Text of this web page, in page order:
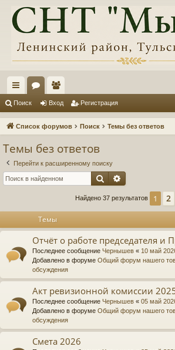
с
ы ум
ол
ьз
ел
Поиск Вход Регистрация
Список форумов Поиск Темы без ответов
Темы без ответов
Перейти к расширенному поиску
Поиск
Найдено 37 результатов 1 2
Темы
Отчёт о работе председателя и
Последнее сообщение Чернышев « 10 май
Добавлено в форуме Общий форум нашего
обсуждения
Акт ревизионной комиссии
Последнее сообщение Чернышев « 05 май
Добавлено в форуме Общий форум нашего
обсуждения
Смета 2026